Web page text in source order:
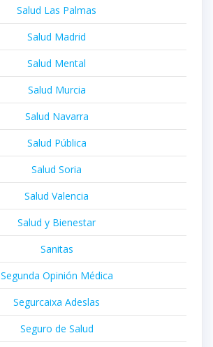
Salud Las Palmas
Salud Madrid
Salud Mental
Salud Murcia
Salud Navarra
Salud Pública
Salud Soria
Salud Valencia
Salud y Bienestar
Sanitas
Segunda Opinión Médica
Segurcaixa Adeslas
Seguro de Salud